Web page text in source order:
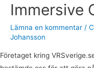
Immersive
Lämna en kommentar /
Johansson
Företaget kring